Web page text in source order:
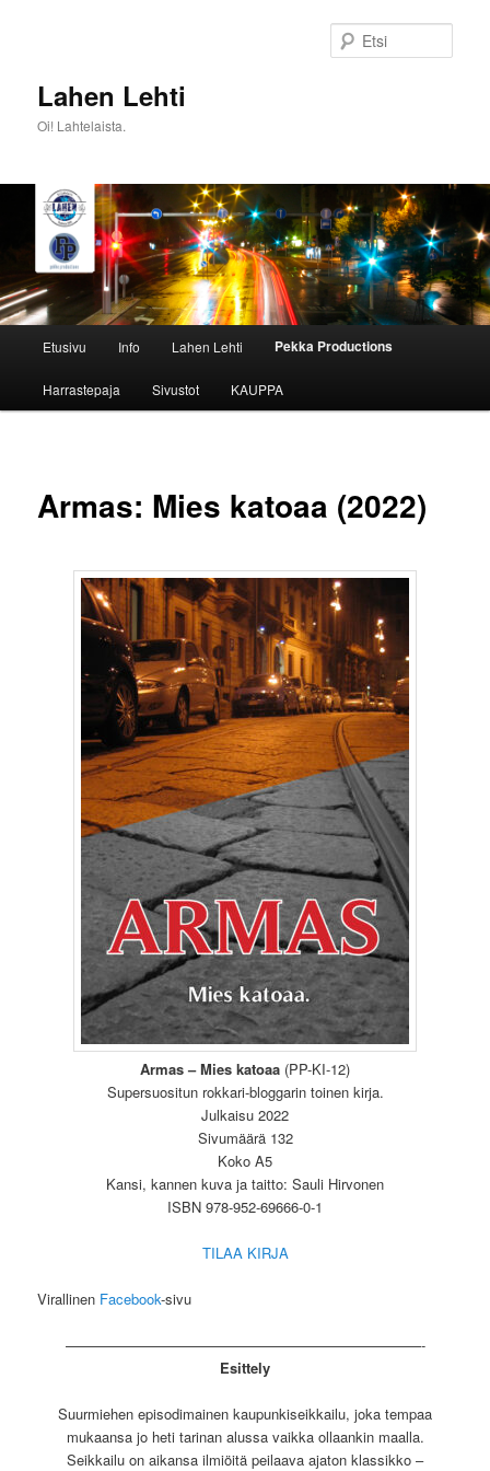
Lahen Lehti
Oi! Lahtelaista.
Etusivu Info Lahen Lehti Pekka Productions
Harrastepaja Sivustot KAUPPA
Armas: Mies katoaa (2022)
Armas – Mies katoaa (PP-KI-12)
Supersuositun rokkari-bloggarin toinen kirja.
Julkaisu 2022
Sivumäärä 132
Koko A5
Kansi, kannen kuva ja taitto: Sauli Hirvonen
ISBN 978-952-69666-0-1
TILAA KIRJA
Virallinen Facebook-sivu
—————————————————————————-
Esittely
Suurmiehen episodimainen kaupunkiseikkailu, joka tempaa
mukaansa jo heti tarinan alussa vaikka ollaankin maalla.
Seikkailu on aikansa ilmiöitä peilaava ajaton klassikko –